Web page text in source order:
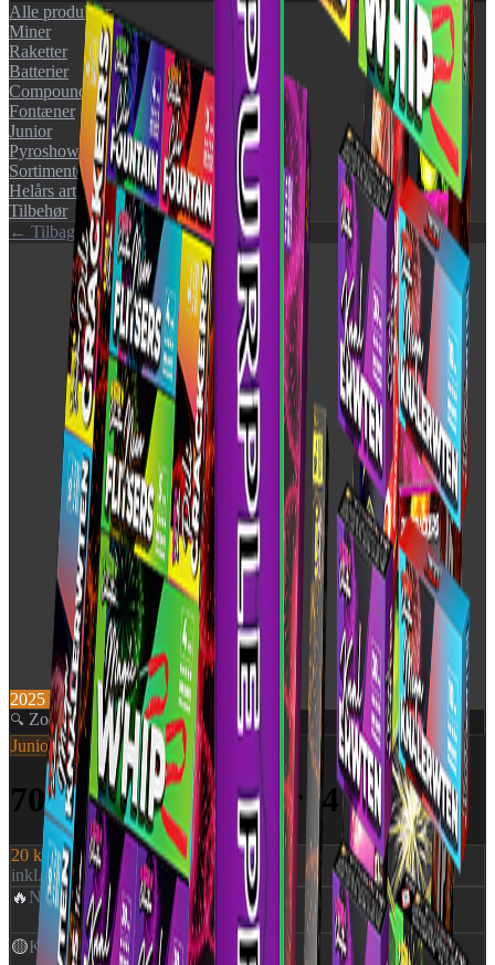
Alle produkter
Miner
Raketter
Batterier
Compounds
Fontæner
Junior
Pyroshow
Sortimenter
Helårs artikler (F1)
Tilbehør
← Tilbage til katalog
2025 NYHEDHelårs fyrværkeri
🔍 Zoom
JuniorSKU: 1536
70 cm Stjernekaster (4 stk)
20 kr.
inkl. moms
🔥 NEM:28 g
🟡Klasse:1,4G